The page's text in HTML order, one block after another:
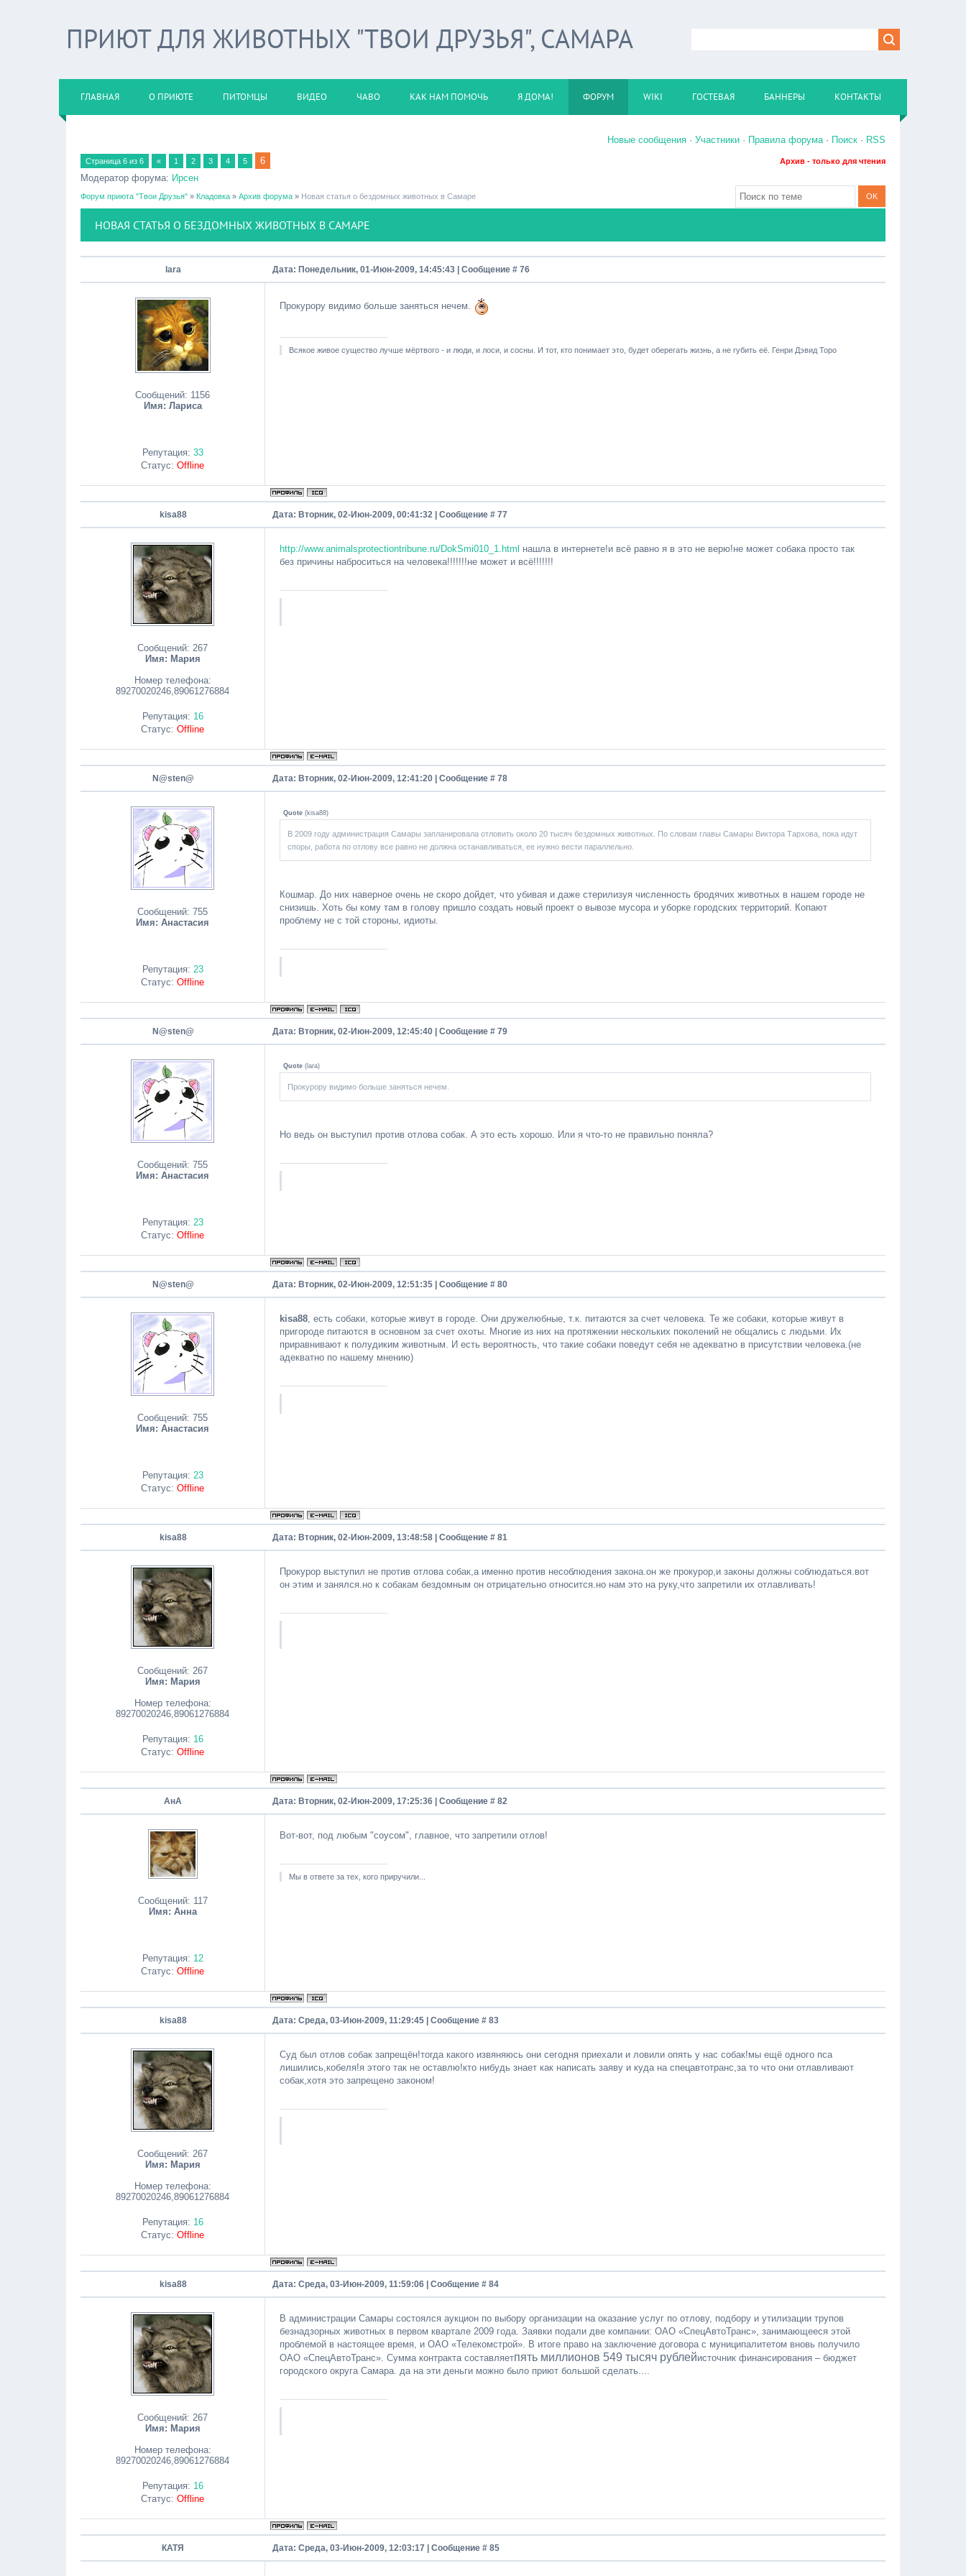
ПРИЮТ ДЛЯ ЖИВОТНЫХ "ТВОИ ДРУЗЬЯ", САМАРА
ГЛАВНАЯ О ПРИЮТЕ ПИТОМЦЫ ВИДЕО ЧАВО КАК НАМ ПОМОЧЬ Я ДОМА! ФОРУМ WIKI ГОСТЕВАЯ БАННЕРЫ КОНТАКТЫ
Новые сообщения · Участники · Правила форума· Поиск · RSS
Страница 6 из 6 « 1 2 3 4 5 6 Архив - только для чтения
Модератор форума: Ирсен
Форум приюта "Твои Друзья" » Кладовка » Архив форума » Новая статья о бездомных животных в Самаре
НОВАЯ СТАТЬЯ О БЕЗДОМНЫХ ЖИВОТНЫХ В САМАРЕ
lara Дата: Понедельник, 01-Июн-2009, 14:45:43 | Сообщение # 76
Сообщений: 1156
Имя: Лариса
Репутация: 33
Статус: Offline
Прокурору видимо больше заняться нечем.
Всякое живое существо лучше мёртвого - и люди, и лоси, и сосны. И тот, кто понимает это, будет оберегать жизнь, а не губить её. Генри Дэвид Торо
kisa88 Дата: Вторник, 02-Июн-2009, 00:41:32 | Сообщение # 77
Сообщений: 267
Имя: Мария
Номер телефона:
89270020246,89061276884
Репутация: 16
Статус: Offline
http://www.animalsprotectiontribune.ru/DokSmi010_1.html нашла в интернете!и всё равно я в это не верю!не может собака просто так
без причины наброситься на человека!!!!!!!не может и всё!!!!!!!
N@sten@ Дата: Вторник, 02-Июн-2009, 12:41:20 | Сообщение # 78
Сообщений: 755
Имя: Анастасия
Репутация: 23
Статус: Offline
Quote (kisa88)
В 2009 году администрация Самары запланировала отловить около 20 тысяч бездомных животных. По словам главы Самары Виктора Тархова, пока идут
споры, работа по отлову все равно не должна останавливаться, ее нужно вести параллельно.
Кошмар. До них наверное очень не скоро дойдет, что убивая и даже стерилизуя численность бродячих животных в нашем городе не
снизишь. Хоть бы кому там в голову пришло создать новый проект о вывозе мусора и уборке городских территорий. Копают
проблему не с той стороны, идиоты.
N@sten@ Дата: Вторник, 02-Июн-2009, 12:45:40 | Сообщение # 79
Сообщений: 755
Имя: Анастасия
Репутация: 23
Статус: Offline
Quote ( lara)
Прокурору видимо больше заняться нечем.
Но ведь он выступил против отлова собак. А это есть хорошо. Или я что-то не правильно поняла?
N@sten@ Дата: Вторник, 02-Июн-2009, 12:51:35 | Сообщение # 80
Сообщений: 755
Имя: Анастасия
Репутация: 23
Статус: Offline
kisa88, есть собаки, которые живут в городе. Они дружелюбные, т.к. питаются за счет человека. Те же собаки, которые живут в
пригороде питаются в основном за счет охоты. Многие из них на протяжении нескольких поколений не общались с людьми. Их
приравнивают к полудиким животным. И есть вероятность, что такие собаки поведут себя не адекватно в присутствии человека.(не
адекватно по нашему мнению)
kisa88 Дата: Вторник, 02-Июн-2009, 13:48:58 | Сообщение # 81
Сообщений: 267
Имя: Мария
Номер телефона:
89270020246,89061276884
Репутация: 16
Статус: Offline
Прокурор выступил не против отлова собак,а именно против несоблюдения закона.он же прокурор,и законы должны соблюдаться.вот
он этим и занялся.но к собакам бездомным он отрицательно относится.но нам это на руку,что запретили их отлавливать!
АнА Дата: Вторник, 02-Июн-2009, 17:25:36 | Сообщение # 82
Сообщений: 117
Имя: Анна
Репутация: 12
Статус: Offline
Вот-вот, под любым "соусом", главное, что запретили отлов!
Мы в ответе за тех, кого приручили...
kisa88 Дата: Среда, 03-Июн-2009, 11:29:45 | Сообщение # 83
Сообщений: 267
Имя: Мария
Номер телефона:
89270020246,89061276884
Репутация: 16
Статус: Offline
Суд был отлов собак запрещён!тогда какого извяняюсь они сегодня приехали и ловили опять у нас собак!мы ещё одного пса
лишились,кобеля!я этого так не оставлю!кто нибудь знает как написать заяву и куда на спецавтотранс,за то что они отлавливают
собак,хотя это запрещено законом!
kisa88 Дата: Среда, 03-Июн-2009, 11:59:06 | Сообщение # 84
Сообщений: 267
Имя: Мария
Номер телефона:
89270020246,89061276884
Репутация: 16
Статус: Offline
В администрации Самары состоялся аукцион по выбору организации на оказание услуг по отлову, подбору и утилизации трупов
безнадзорных животных в первом квартале 2009 года. Заявки подали две компании: ОАО «СпецАвтоТранс», занимающееся этой
проблемой в настоящее время, и ОАО «Телекомстрой». В итоге право на заключение договора с муниципалитетом вновь получило
ОАО «СпецАвтоТранс». Сумма контракта составляетпять миллионов 549 тысяч рублейисточник финансирования – бюджет
городского округа Самара. да на эти деньги можно было приют большой сделать....
КАТЯ Дата: Среда, 03-Июн-2009, 12:03:17 | Сообщение # 85